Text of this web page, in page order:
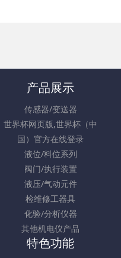
产品展示
传感器/变送器
世界杯网页版,世界杯（中
国）官方在线登录
液位/料位系列
阀门/执行装置
液压/气动元件
检维修工器具
化验/分析仪器
其他机电仪产品
特色功能